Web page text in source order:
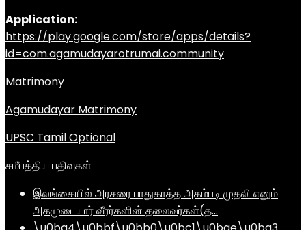
Application:
https://play.google.com/store/apps/details?
id=com.agamudayarotrumai.community
Matrimony
Agamudayar Matrimony
UPSC Tamil Optional
சமீபத்திய பதிவுகள்
இலங்கையில் அரசரை பாதுகாத்த அகம்படி முதலி எனும்
அகமுடையார் வீரர்களின் தலைவர்கள்(த…